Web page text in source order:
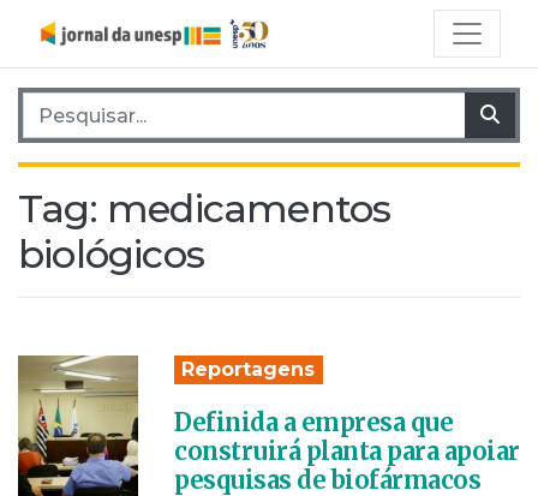
Pesquisar por:
Tag: medicamentos
biológicos
Reportagens
Definida a empresa que
construirá planta para apoiar
pesquisas de biofármacos